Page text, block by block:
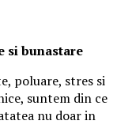
si bunastare
poluare, stres si
suntem din ce
nu doar in